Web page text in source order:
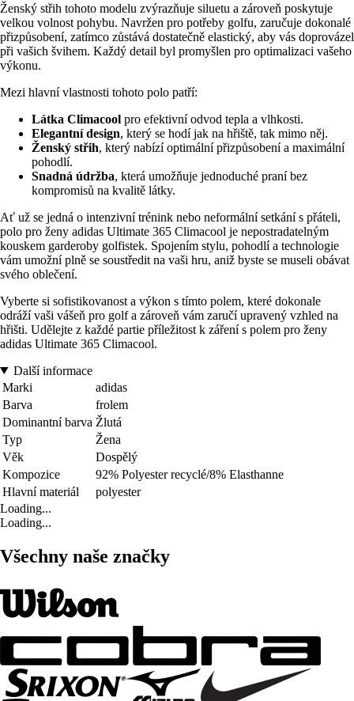
Ženský střih tohoto modelu zvýrazňuje siluetu a zároveň poskytuje
velkou volnost pohybu. Navržen pro potřeby golfu, zaručuje dokonalé
přizpůsobení, zatímco zůstává dostatečně elastický, aby vás doprovázel
při vašich švihem. Každý detail byl promyšlen pro optimalizaci vašeho
výkonu.
Mezi hlavní vlastnosti tohoto polo patří:
Látka Climacool pro efektivní odvod tepla a vlhkosti.
Elegantní design, který se hodí jak na hřiště, tak mimo něj.
Ženský střih, který nabízí optimální přizpůsobení a maximální
pohodlí.
Snadná údržba, která umožňuje jednoduché praní bez
kompromisů na kvalitě látky.
Ať už se jedná o intenzivní trénink nebo neformální setkání s přáteli,
polo pro ženy adidas Ultimate 365 Climacool je nepostradatelným
kouskem garderoby golfistek. Spojením stylu, pohodlí a technologie
vám umožní plně se soustředit na vaši hru, aniž byste se museli obávat
svého oblečení.
Vyberte si sofistikovanost a výkon s tímto polem, které dokonale
odráží vaši vášeň pro golf a zároveň vám zaručí upravený vzhled na
hřišti. Udělejte z každé partie příležitost k záření s polem pro ženy
adidas Ultimate 365 Climacool.
Další informace
Marki
adidas
Barva
frolem
Dominantní barva Žlutá
Typ
Žena
Věk
Dospělý
Kompozice
92% Polyester recyclé/8% Elasthanne
Hlavní materiál
polyester
Loading...
Loading...
Všechny naše značky